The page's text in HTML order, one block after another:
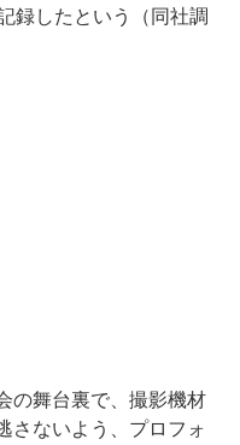
録したという（同社調
の舞台裏で、撮影機材
さないよう、プロフォ